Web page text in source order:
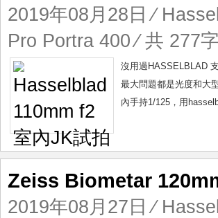
2019年08月28日 ⁄
Pro Portra 400⁄ 共 277
沒用過HASSELBLAD
最大問題都是光度和大
內手持1/125，用
Zeiss Biometar
2019年08月27日 ⁄